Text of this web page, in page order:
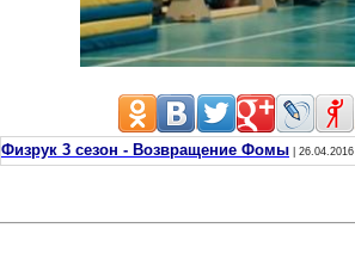
Физрук 3 сезон - Возвращение Фомы | 26.04.2016